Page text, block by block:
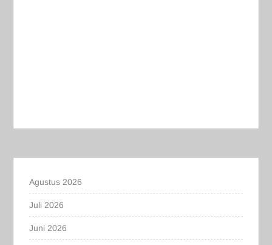
Agustus 2026
Juli 2026
Juni 2026